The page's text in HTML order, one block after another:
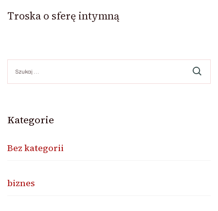
Troska o sferę intymną
Kategorie
Bez kategorii
biznes